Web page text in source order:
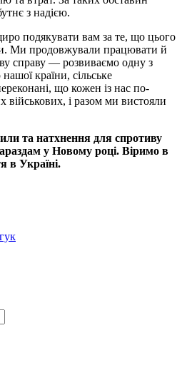
з надією.
подякувати вам за те, що цього
Ми продовжували працювати й
справу — розвиваємо одну з
країни, сільське
що кожен із нас по-
військових, і разом ми вистояли
та натхнення для спротиву
у Новому році. Віримо в
в Україні.